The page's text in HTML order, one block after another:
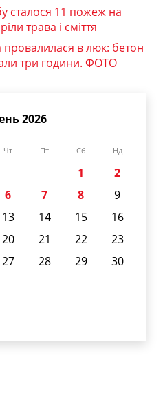
сталося 11 пожеж на
трава і сміття
в люк: бетон
три години. ФОТО
2026
Чт Пт Сб Нд
1
2
6 7 8
9
13 14 15
16
20 21 22
23
27 28 29
30